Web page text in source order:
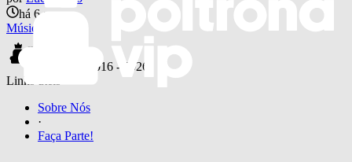
há 6 anos
Música
© 2016 - 2026
Links úteis
Sobre Nós
·
Faça Parte!